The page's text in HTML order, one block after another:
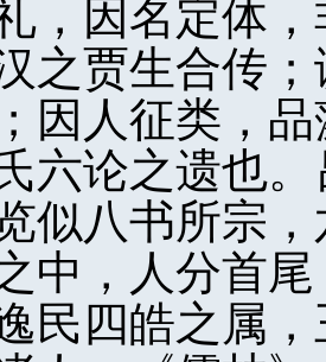
，因名定体
之贾生合传
因人征类，
六论之遗也
似八书所宗
中，人分首
民四皓之属